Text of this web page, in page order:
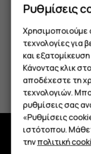
Tablet
χρησιμοποιηθεί
Το βρήκατε
Ναι Όχι
Εξερευνήστε
Ρυθμίσεις
Χρησιμοποιούμε
τεχνολογίες για
και
Κάνοντας κλικ
αποδέχεστε τη
τεχνολογιών.
ρυθμίσεις σας
«Ρυθμίσεις
ιστότοπου.
τηνπολιτική